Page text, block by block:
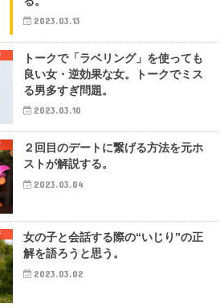
2023.03.13
トークで「ラベリング」を使っても
良い女・逆効果な女。トークでミス
る男多すぎ問題。
2023.03.10
２回目のデートに繋げる方法を元ホ
ストが解説する。
2023.03.04
女の子と会話する際の“いじり”の正
解を語ろうと思う。
2023.03.02